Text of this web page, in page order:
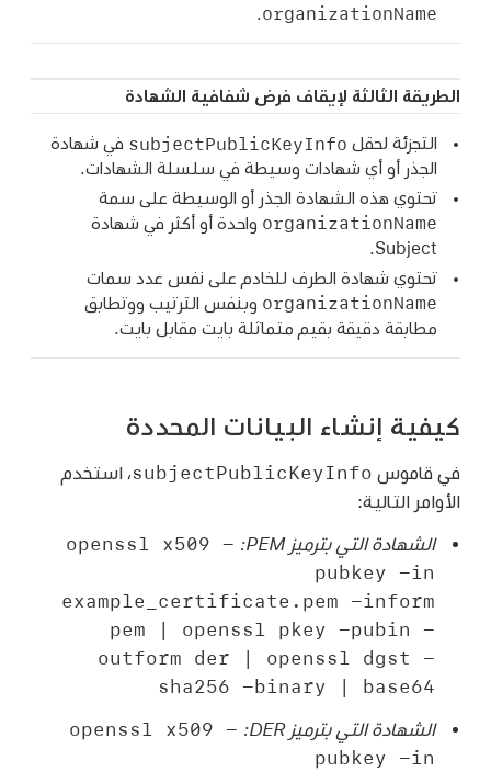
organizationName
الطريقة الثالثة لإيقاف فرض شفافية الشهادة
التجزئة لحقل subjectPublicKeyInfo في شهادة
الجذر أو أي شهادات وسيطة في سلسلة الشهادات.
تحتوي هذه الشهادة الجذر أو الوسيطة على سمة
organizationName واحدة أو أكثر في شهادة
Subject.
تحتوي شهادة الطرف للخادم على نفس عدد سمات
organizationName وبنفس الترتيب ووتطابق
مطابقة دقيقة بقيم متماثلة بايت مقابل بايت.
كيفية إنشاء البيانات المحددة
في قاموس subjectPublicKeyInfo، استخدم
الأوامر التالية:
الشهادة التي بترميز PEM:‏
‪openssl x509 -
pubkey -in
example_certificate.pem -inform
pem | openssl pkey -pubin -
outform der | openssl dgst -
sha256 -binary | base64‬
الشهادة التي بترميز DER:‏
‪openssl x509 -
pubkey -in